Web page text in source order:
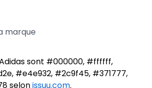
marque
sont #000000, #ffffff,
#e4e932, #2c9f45, #371777,
selonissuu.com.